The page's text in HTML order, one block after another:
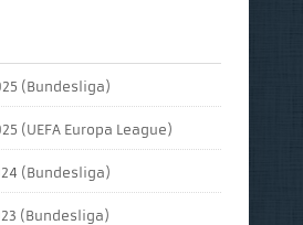
(Bundesliga)
(UEFA Europa League)
(Bundesliga)
(Bundesliga)